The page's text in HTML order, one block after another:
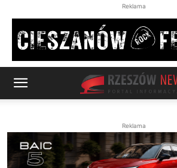
Reklama
Reklama